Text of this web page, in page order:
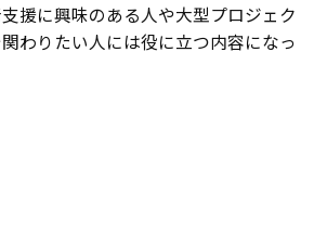
援に興味のある人や大型プロジェク
わりたい人には役に立つ内容になっ